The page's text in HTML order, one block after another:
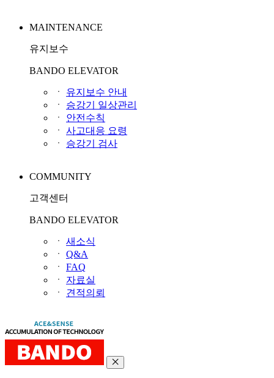
MAINTENANCE
유지보수
BANDO ELEVATOR
ㆍ 유지보수 안내
ㆍ 승강기 일상관리
ㆍ 안전수칙
ㆍ 사고대응 요령
ㆍ 승강기 검사
COMMUNITY
고객센터
BANDO ELEVATOR
ㆍ 새소식
ㆍ Q&A
ㆍ FAQ
ㆍ 자료실
ㆍ 견적의뢰